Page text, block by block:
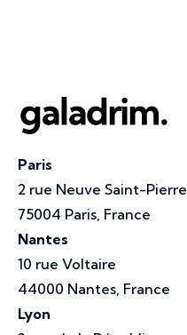
Paris
2 rue Neuve Saint-Pierre
75004 Paris, France
Nantes
10 rue Voltaire
44000 Nantes, France
Lyon